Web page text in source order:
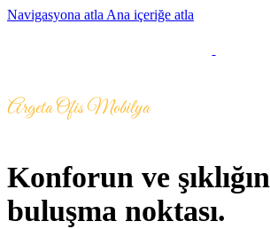
Navigasyona atla Ana içeriğe atla
Argeta Ofis Mobilya
Konforun ve şıklığın
buluşma noktası.